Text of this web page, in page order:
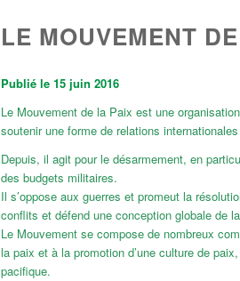
LE MOUVEMENT
Publié le 15 juin 2016
Le Mouvement de la Paix est une
soutenir une forme de relations
Depuis, il agit pour le désarmement, en
des budgets militaires.
Il s’oppose aux guerres et promeut la
conflits et défend une conception globale de
Le Mouvement se compose de nombreux
la paix et à la promotion d’une culture de
pacifique.